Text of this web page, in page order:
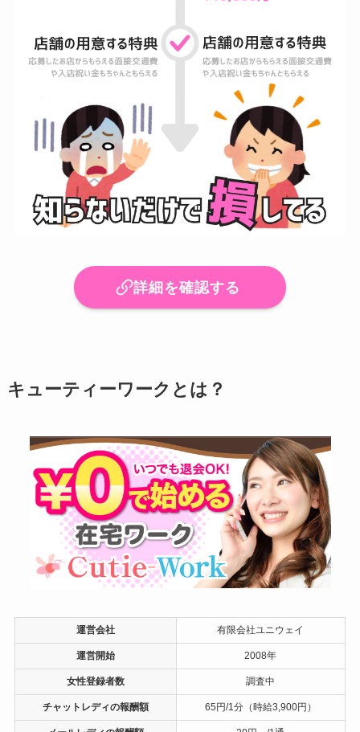
詳細を確認する
キューティーワークとは？
運営会社 有限会社ユニウェイ
運営開始 2008年
女性登録者数 調査中
チャットレディの報酬額 65円/1分（時給3,900円）